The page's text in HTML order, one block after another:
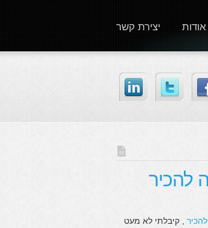
יצירת קשר אודות
, קיבלתי לא מעט